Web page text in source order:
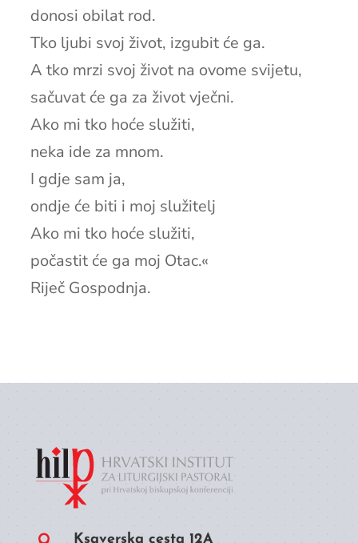
donosi obilat rod.
Tko ljubi svoj život, izgubit će ga.
A tko mrzi svoj život na ovome svijetu,
sačuvat će ga za život vječni.
Ako mi tko hoće služiti,
neka ide za mnom.
I gdje sam ja,
ondje će biti i moj služitelj
Ako mi tko hoće služiti,
počastit će ga moj Otac.«
Riječ Gospodnja.
Ksaverska cesta 12A